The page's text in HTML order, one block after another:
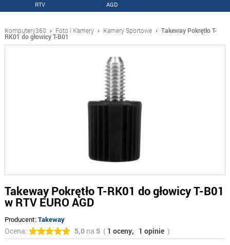
RTV AGD
Komputery360 › Foto i Kamery › Kamery Sportowe › Takeway Pokrętło T-
RK01 do głowicy T-B01
Takeway Pokrętło T-RK01 do głowicy T-B01
w RTV EURO AGD
Producent:Takeway
Ocena: 5,0na 5( 1 oceny, 1 opinie )